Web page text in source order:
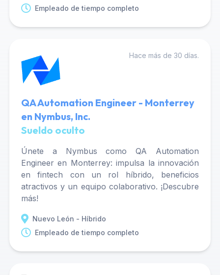
Empleado de tiempo completo
Hace más de 30 días.
QA Automation Engineer - Monterrey
en Nymbus, Inc.
Sueldo oculto
Únete a Nymbus como QA Automation
Engineer en Monterrey: impulsa la innovación
en fintech con un rol híbrido, beneficios
atractivos y un equipo colaborativo. ¡Descubre
más!
Nuevo León - Híbrido
Empleado de tiempo completo